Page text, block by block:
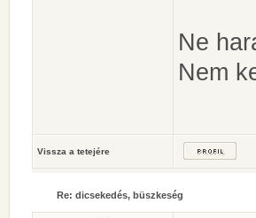
Ne
Nem
Vissza a tetejére
Re: dicsekedés, büszkeség